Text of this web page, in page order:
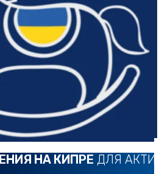
НА КИПРЕ ДЛЯ